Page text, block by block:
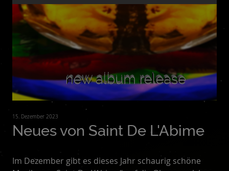
15. Dezember 2023
Neues von Saint De L'Abime
Im Dezember gibt es dieses Jahr schaurig schöne